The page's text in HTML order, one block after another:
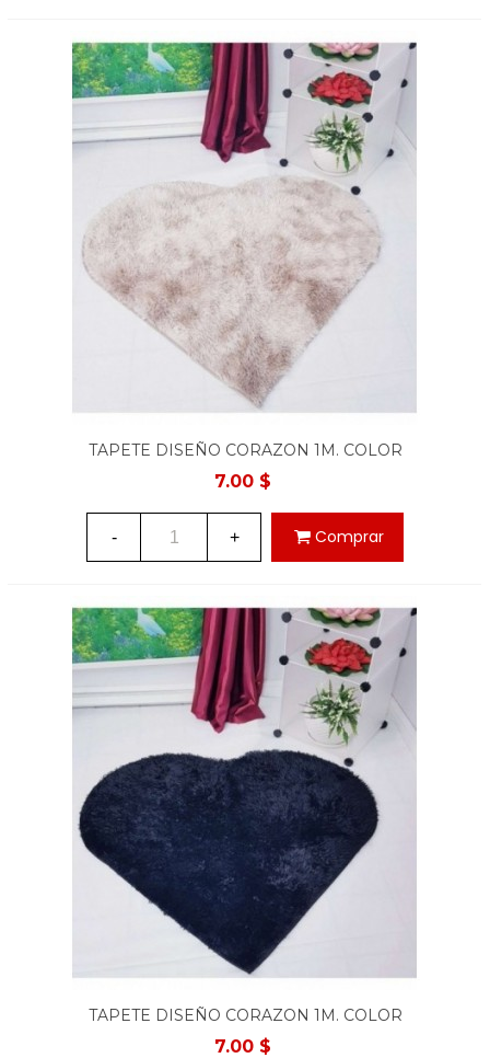
TAPETE DISEÑO CORAZON 1M. COLOR
CREMA
7.00 $
- + Comprar
TAPETE DISEÑO CORAZON 1M. COLOR
NEGRO
7.00 $